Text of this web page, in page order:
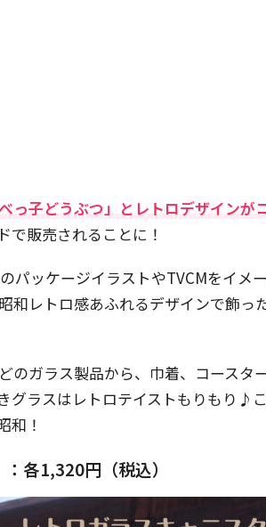
べっ子どうぶつ」とレトロデザインが
で販売されることに！
パッケージイラストやTVCMをイメ
和レトロ感あふれるデザインで飾っ
のガラス製品から、巾着、コースタ
グラスはレトロテイストもりもり♪
和！
各1,320円（税込）